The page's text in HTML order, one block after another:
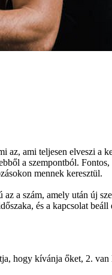
az, ami teljesen elveszi a
a szempontból.
mennek keresztül.
a szám, amely után új
és a kapcsolat
hogy kívánja őket, 2.